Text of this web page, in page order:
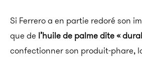
Si Ferrero a en partie redoré son
que de l’huile de palme dite «
confectionner son produit-phare,